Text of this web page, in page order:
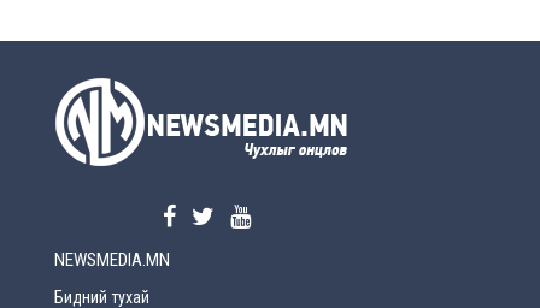
2026-08-5
2026-08-5
NEWSMEDIA.MN
Бидний тухай